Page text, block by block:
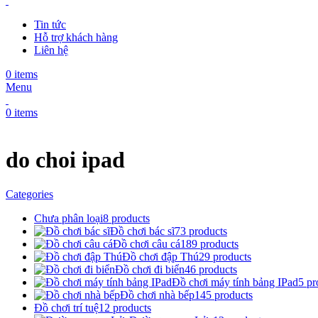
Tin tức
Hỗ trợ khách hàng
Liên hệ
0 items
Menu
0 items
do choi ipad
Categories
Chưa phân loại8 products
Đồ chơi bác sĩ73 products
Đồ chơi câu cá189 products
Đồ chơi đập Thú29 products
Đồ chơi đi biển46 products
Đồ chơi máy tính bảng IPad5
Đồ chơi nhà bếp145 products
Đồ chơi trí tuệ12 products